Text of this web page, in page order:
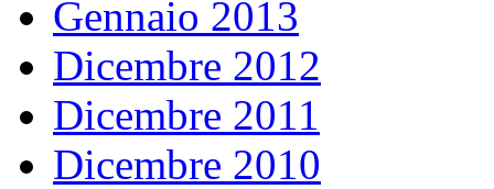
Gennaio 2013
Dicembre 2012
Dicembre 2011
Dicembre 2010